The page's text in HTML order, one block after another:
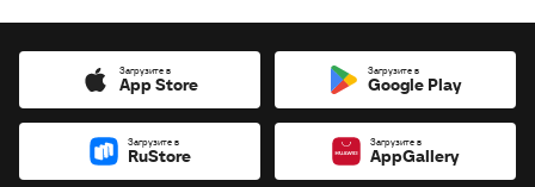
Загрузите в
App Store
Загрузите в
Google Play
Загрузите в
RuStore
Загрузите в
AppGallery